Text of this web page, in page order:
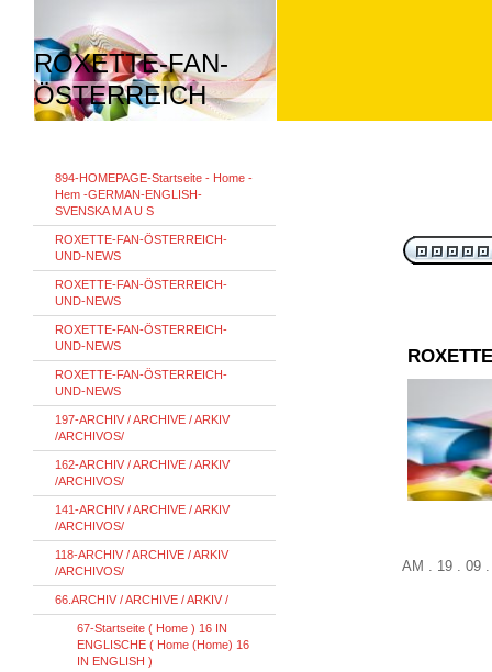
ROXETTE-FAN-
ÖSTERREICH
AM . 19 . 09
894-HOMEPAGE-Startseite - Home -
Hem -GERMAN-ENGLISH-
SVENSKA M A U S
ROXETTE-FAN-ÖSTERREICH-
UND-NEWS
ROXETTE-FAN-ÖSTERREICH-
UND-NEWS
ROXETTE-FAN-ÖSTERREICH-
UND-NEWS
ROXETTE-FAN-ÖSTERREICH-
UND-NEWS
197-ARCHIV / ARCHIVE / ARKIV
/ARCHIVOS/
162-ARCHIV / ARCHIVE / ARKIV
/ARCHIVOS/
141-ARCHIV / ARCHIVE / ARKIV
/ARCHIVOS/
118-ARCHIV / ARCHIVE / ARKIV
/ARCHIVOS/
66.ARCHIV / ARCHIVE / ARKIV /
67-Startseite ( Home ) 16 IN
ENGLISCHE ( Home (Home) 16
IN ENGLISH )